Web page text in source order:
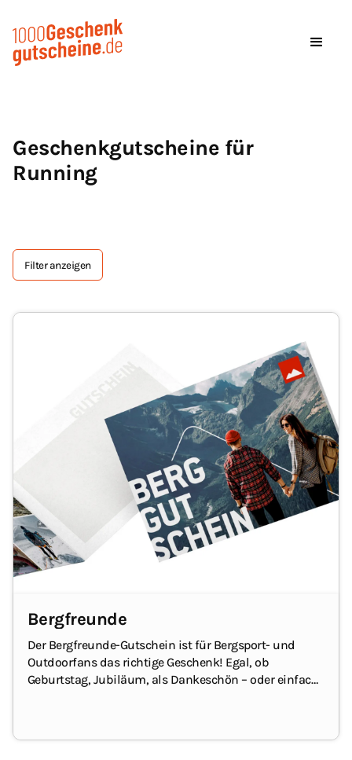
Geschenkgutscheine für
Running
Filter anzeigen
Bergfreunde
Der Bergfreunde-Gutschein ist für Bergsport- und
Outdoorfans das richtige Geschenk! Egal, ob
Geburtstag, Jubiläum, als Dankeschön – oder einfach,